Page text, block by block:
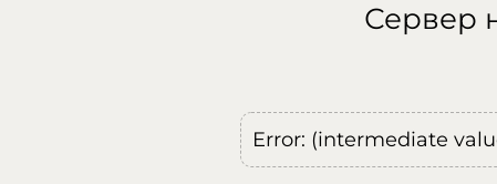
Сервер
Error: (intermediate